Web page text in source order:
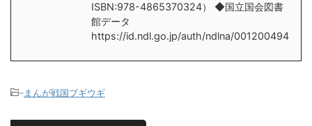
ISBN:978-4865370324） ◆国立国会図書
館データ
https://id.ndl.go.jp/auth/ndlna/001200494
-まんが戦国ブギウギ